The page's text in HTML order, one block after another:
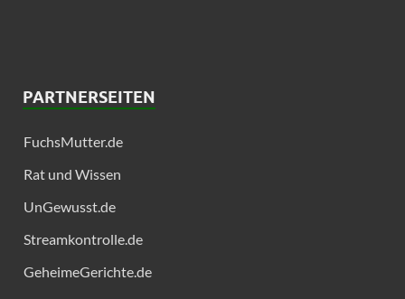
PARTNERSEITEN
FuchsMutter.de
Rat und Wissen
UnGewusst.de
Streamkontrolle.de
GeheimeGerichte.de